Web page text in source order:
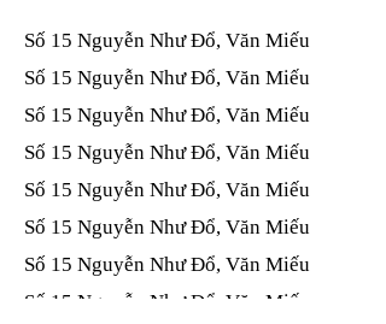
Số 15 Nguyễn Như Đổ, Văn Miếu​​​​
Số 15 Nguyễn Như Đổ, Văn Miếu​​​​
Số 15 Nguyễn Như Đổ, Văn Miếu​​​​
Số 15 Nguyễn Như Đổ, Văn Miếu​​​​
Số 15 Nguyễn Như Đổ, Văn Miếu​​​​
Số 15 Nguyễn Như Đổ, Văn Miếu​​​​
Số 15 Nguyễn Như Đổ, Văn Miếu​​​​
Số 15 Nguyễn Như Đổ, Văn Miếu​​​​